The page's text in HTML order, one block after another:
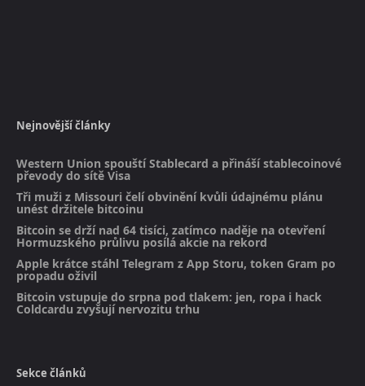
Nejnovější články
Western Union spouští Stablecard a přináší stablecoinové
převody do sítě Visa
Tři muži z Missouri čelí obvinění kvůli údajnému plánu
unést držitele bitcoinu
Bitcoin se drží nad 64 tisíci, zatímco naděje na otevření
Hormuzského průlivu posílá akcie na rekord
Apple krátce stáhl Telegram z App Storu, token Gram po
propadu oživil
Bitcoin vstupuje do srpna pod tlakem: jen, ropa i hack
Coldcardu zvyšují nervozitu trhu
Sekce článků